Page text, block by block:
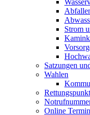
Strom
Satzungen
Wahlen
Online